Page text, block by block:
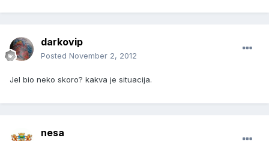
darkovip
Posted November 2, 2012
Jel bio neko skoro? kakva je situacija.
nesa